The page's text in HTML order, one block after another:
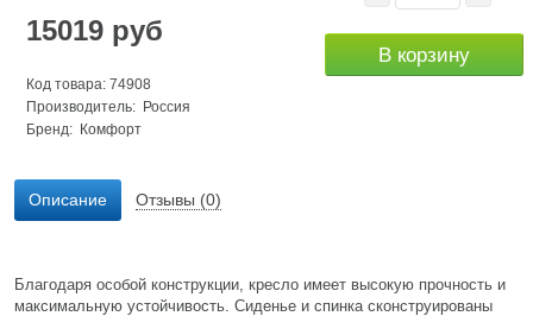
15019 руб
Код товара: 74908
Производитель: Россия
Бренд: Комфорт
В корзину
Описание Отзывы (0)
Благодаря особой конструкции, кресло имеет высокую прочность и
максимальную устойчивость. Сиденье и спинка сконструированы